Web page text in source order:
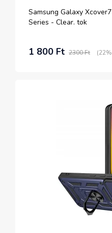
Samsung Galaxy
Series - Clear. tok
1 800 Ft 2300 Ft